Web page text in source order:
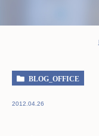
BLOG_OFFICE
2012.04.26